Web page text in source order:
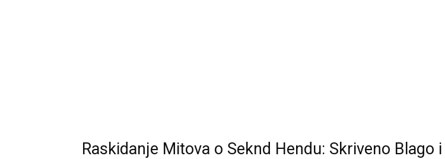
Raskidanje Mitova o Seknd Hendu: Skriveno Blago i